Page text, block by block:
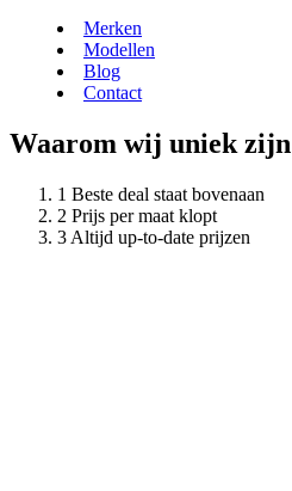
Merken
Modellen
Blog
Contact
Waarom wij uniek zijn
Beste deal staat bovenaan
Prijs per maat klopt
Altijd up-to-date prijzen